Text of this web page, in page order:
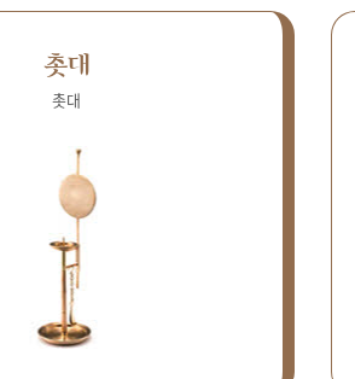
촛대
촛대